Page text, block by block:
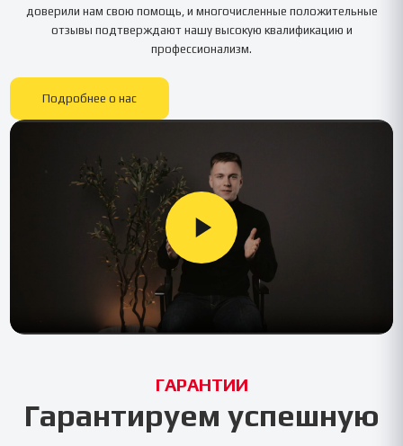
доверили нам свою помощь, и многочисленные положительные
отзывы подтверждают нашу высокую квалификацию и
профессионализм.
Подробнее о нас
ГАРАНТИИ
Гарантируем успешную